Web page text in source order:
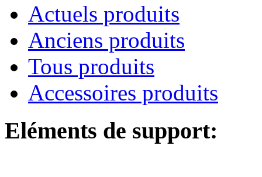
Actuels produits
Anciens produits
Tous produits
Accessoires produits
Eléments de support: